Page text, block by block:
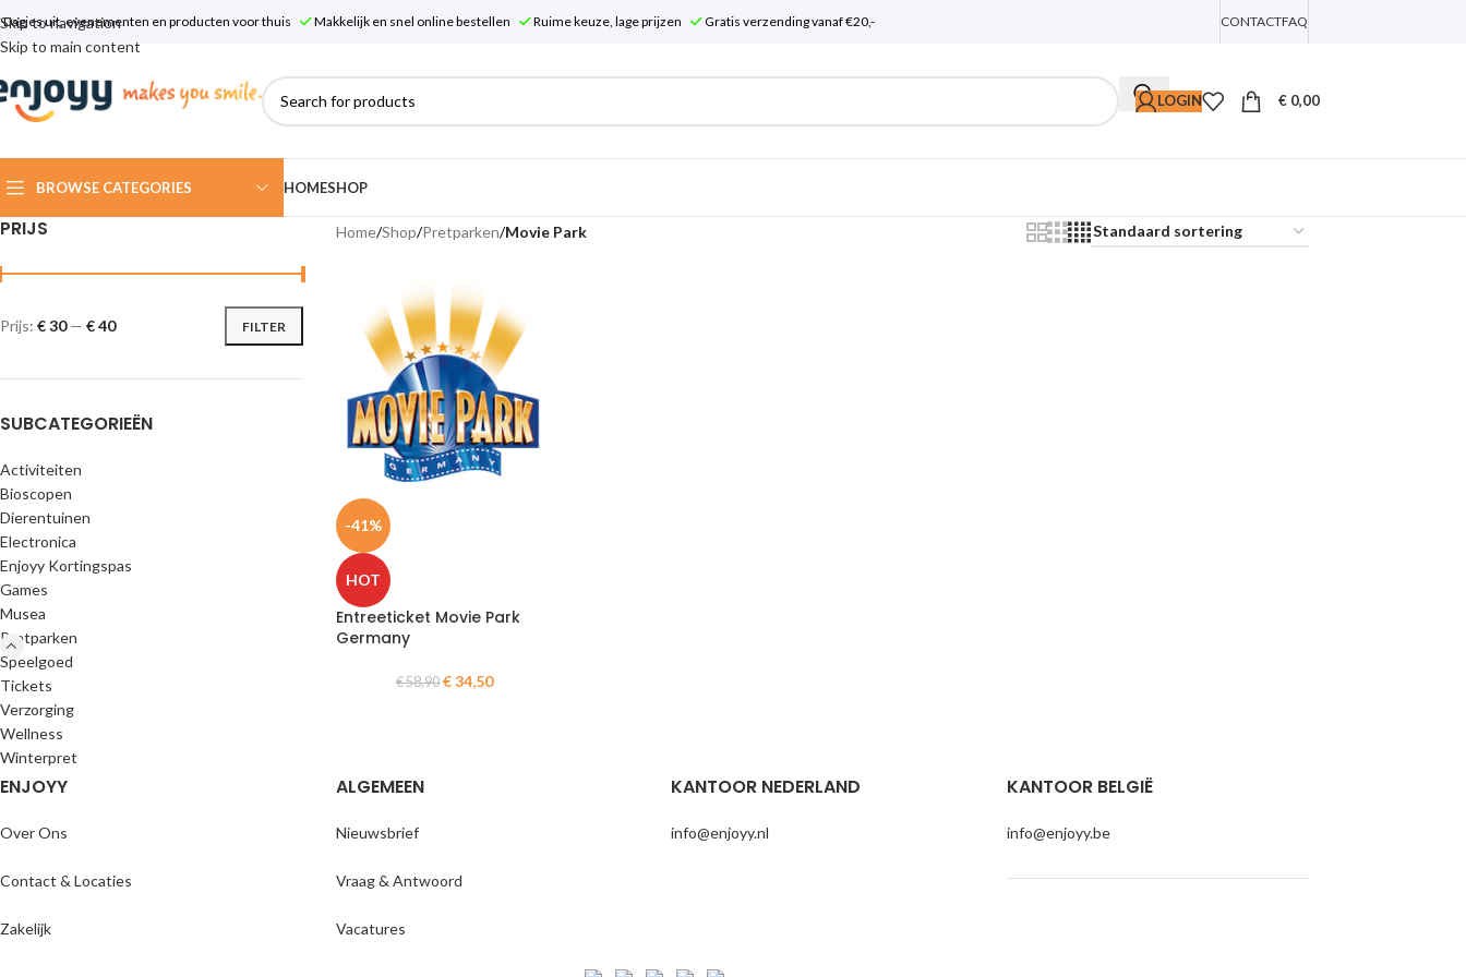
Skip to navigation
Skip to main content
Dagjes uit, evenementen en producten voor thuis Makkelijk en snel online bestellen Ruime keuze, lage prijzen Gratis verzending vanaf €20,- CONTACTFAQ
LOGIN € 0,00
BROWSE CATEGORIES HOMESHOP
PRIJS
FILTER
Prijs: € 30— € 40
SUBCATEGORIEËN
Activiteiten
Bioscopen
Dierentuinen
Electronica
Enjoyy Kortingspas
Games
Musea
Pretparken
Speelgoed
Tickets
Verzorging
Wellness
Winterpret
Home/Shop/Pretparken/Movie Park
-41%
HOT
Entreeticket Movie Park
Germany
€58,90 €34,50
ENJOYY
Over Ons
Contact & Locaties
Zakelijk
ALGEMEEN
Nieuwsbrief
Vraag & Antwoord
Vacatures
KANTOOR NEDERLAND
info@enjoyy.nl
KANTOOR BELGIË
info@enjoyy.be